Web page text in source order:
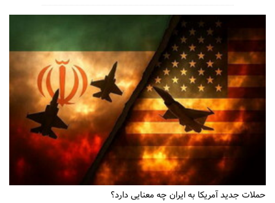
حملات جدید آمریکا به ایران چه معنایی دارد؟